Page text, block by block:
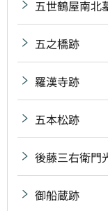
五世鶴屋南北
五之橋跡
羅漢寺跡
五本松跡
後藤三右衛門
御船蔵跡